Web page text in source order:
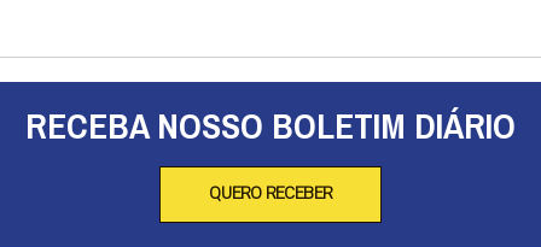
RECEBA NOSSO BOLETIM DIÁRIO
QUERO RECEBER